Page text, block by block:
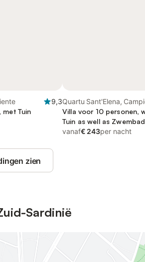
9,3
Tuin
Quartu Sant'Elena,
Villa voor 10 personen,
Tuin as well as Zwembad
vanaf€ 243per nacht
zien
Sardinië